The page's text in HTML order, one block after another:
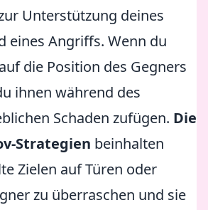
Unterstützung deines
eines Angriffs. Wenn du
die Position des Gegners
ihnen während des
Schaden zufügen. Die
Strategien beinhalten
Zielen auf Türen oder
zu überraschen und sie